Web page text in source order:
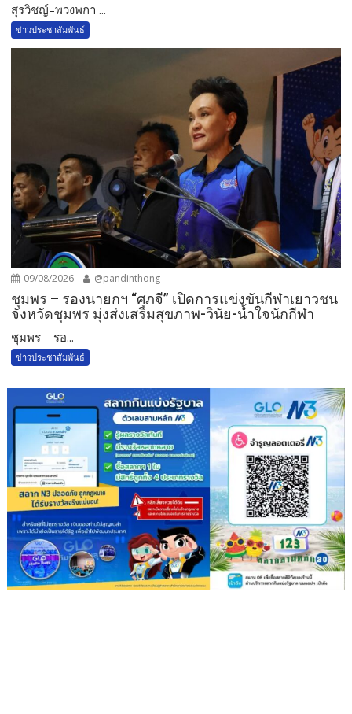
สุรวิชญ์–พวงพกา ...
ข่าวประชาสัมพันธ์
09/08/2026 @pandinthong
ชุมพร – รองนายกฯ “ศุภจี” เปิดการแข่งขันกีฬาเยาวชน
จังหวัดชุมพร มุ่งส่งเสริมสุขภาพ-วินัย-น้ำใจนักกีฬา
ชุมพร – รอ...
ข่าวประชาสัมพันธ์